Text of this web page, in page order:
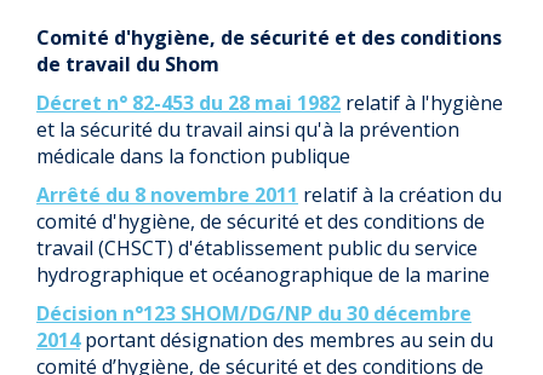
Comité d'hygiène, de sécurité et des conditions
de travail du Shom
Décret n° 82-453 du 28 mai 1982 relatif à l'hygiène
et la sécurité du travail ainsi qu'à la prévention
médicale dans la fonction publique
Arrêté du 8 novembre 2011 relatif à la création du
comité d'hygiène, de sécurité et des conditions de
travail (CHSCT) d'établissement public du service
hydrographique et océanographique de la marine
Décision n°123 SHOM/DG/NP du 30 décembre
2014portant désignation des membres au sein du
comité d’hygiène, de sécurité et des conditions de